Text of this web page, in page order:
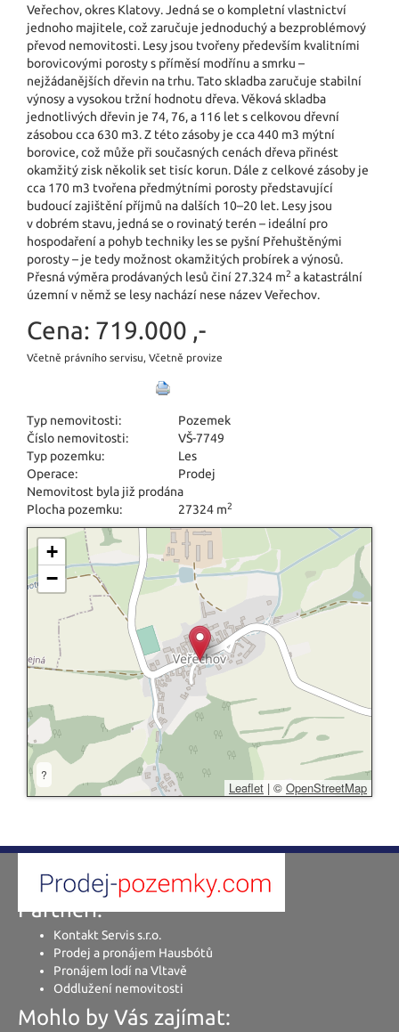
Veřechov, okres Klatovy. Jedná se o kompletní vlastnictví
jednoho majitele, což zaručuje jednoduchý a bezproblémový
převod nemovitosti. Lesy jsou tvořeny především kvalitními
borovicovými porosty s příměsí modřínu a smrku –
nejžádanějších dřevin na trhu. Tato skladba zaručuje stabilní
výnosy a vysokou tržní hodnotu dřeva. Věková skladba
jednotlivých dřevin je 74, 76, a 116 let s celkovou dřevní
zásobou cca 630 m3. Z této zásoby je cca 440 m3 mýtní
borovice, což může při současných cenách dřeva přinést
okamžitý zisk několik set tisíc korun. Dále z celkové zásoby je
cca 170 m3 tvořena předmýtními porosty představující
budoucí zajištění příjmů na dalších 10–20 let. Lesy jsou
v dobrém stavu, jedná se o rovinatý terén – ideální pro
hospodaření a pohyb techniky les se pyšní Přehuštěnými
porosty – je tedy možnost okamžitých probírek a výnosů.
Přesná výměra prodávaných lesů činí 27.324 m2 a katastrální
územní v němž se lesy nachází nese název Veřechov.
Cena: 719.000 ,-
Včetně právního servisu, Včetně provize
Typ nemovitosti:
Pozemek
Číslo nemovitosti:
VŠ-7749
Typ pozemku:
Les
Operace:
Prodej
Nemovitost byla již prodána
Plocha pozemku:
27324 m2
+
−
?
Leaflet | © OpenStreetMap
Partneři:
Kontakt Servis s.r.o.
Prodej a pronájem Hausbótů
Pronájem lodí na Vltavě
Oddlužení nemovitosti
Mohlo by Vás zajímat: